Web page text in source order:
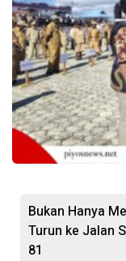
Bukan Hanya
Turun ke Jalan
81